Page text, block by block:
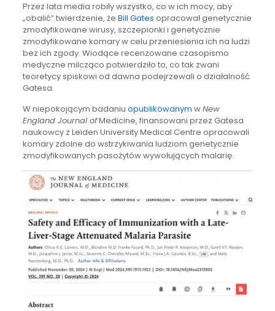
Przez lata media robiły wszystko, co w ich mocy, aby
„obalić” twierdzenie, że Bill Gates opracował genetycznie
zmodyfikowane wirusy, szczepionki i genetycznie
zmodyfikowane komary w celu przeniesienia ich na ludzi
bez ich zgody. Wiodące recenzowane czasopismo
medyczne milcząco potwierdziło to, co tak zwani
teoretycy spiskowi od dawna podejrzewali o działalność
Gatesa.
W niepokojącym badaniu opublikowanym wNew
England Journal ofMedicine, finansowani przez Gatesa
naukowcy z Leiden University Medical Centre opracowali
komary zdolne do wstrzykiwania ludziom genetycznie
zmodyfikowanych pasożytów wywołujących malarię.